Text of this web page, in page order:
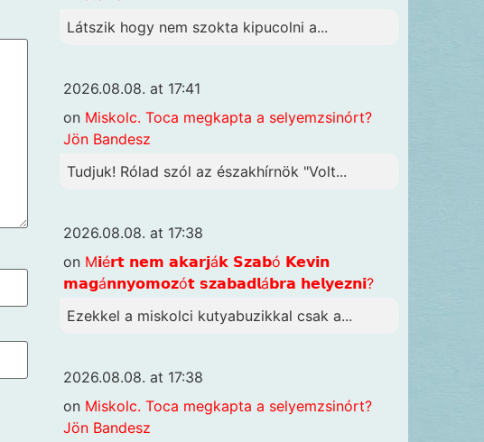
Látszik hogy nem szokta kipucolni a...
2026.08.08. at 17:41
on Miskolc. Toca megkapta a selyemzsinórt?
Jön Bandesz
Tudjuk! Rólad szól az északhírnök "Volt...
2026.08.08. at 17:38
on M𝗶é𝗿𝘁 𝗻𝗲𝗺 𝗮𝗸𝗮𝗿𝗷á𝗸 𝗦𝘇𝗮𝗯ó 𝗞𝗲𝘃𝗶𝗻
𝗺𝗮𝗴á𝗻𝗻𝘆𝗼𝗺𝗼𝘇ó𝘁 𝘀𝘇𝗮𝗯𝗮𝗱𝗹á𝗯𝗿𝗮 𝗵𝗲𝗹𝘆𝗲𝘇𝗻𝗶?
Ezekkel a miskolci kutyabuzikkal csak a...
2026.08.08. at 17:38
on Miskolc. Toca megkapta a selyemzsinórt?
Jön Bandesz